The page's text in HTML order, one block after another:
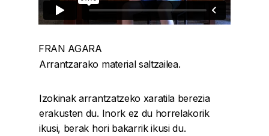
FRAN AGARA
Arrantzarako material saltzailea.
Izokinak arrantzatzeko xaratila berezia
erakusten du. Inork ez du horrelakorik
ikusi, berak hori bakarrik ikusi du.